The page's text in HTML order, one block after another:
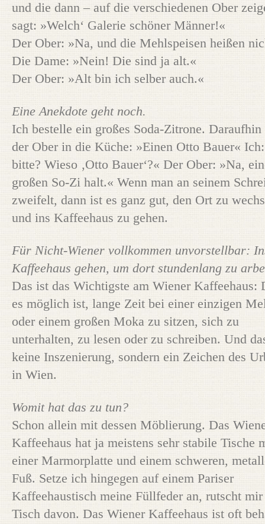
und die dann – auf die verschiedenen Ober
sagt: »Welch‘ Galerie schöner Männer!«
Der Ober: »Na, und die Mehlspeisen heißen
Die Dame: »Nein! Die sind ja alt.«
Der Ober: »Alt bin ich selber auch.«
Eine Anekdote geht noch.
Ich bestelle ein großes Soda-Zitrone.
der Ober in die Küche: »Einen Otto Bauer«
bitte? Wieso ‚Otto Bauer‘?« Der Ober: »Na,
großen So-Zi halt.« Wenn man an seinem
zweifelt, dann ist es ganz gut, den Ort zu
und ins Kaffeehaus zu gehen.
Für Nicht-Wiener vollkommen unvorstellbar:
Kaffeehaus gehen, um dort stundenlang zu
Das ist das Wichtigste am Wiener Kaffeehaus:
es möglich ist, lange Zeit bei einer einzigen
oder einem großen Moka zu sitzen, sich zu
unterhalten, zu lesen oder zu schreiben. Und
keine Inszenierung, sondern ein Zeichen des
in Wien.
Womit hat das zu tun?
Schon allein mit dessen Möblierung. Das
Kaffeehaus hat ja meistens sehr stabile Tische
einer Marmorplatte und einem schweren,
Fuß. Setze ich hingegen auf einem Pariser
Kaffeehaustisch meine Füllfeder an, rutscht mir
Tisch davon. Das Wiener Kaffeehaus ist oft